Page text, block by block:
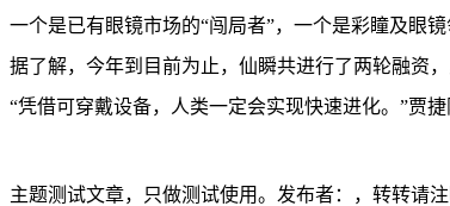
一个是已有眼镜市场的“闯局者”，一个是彩瞳及眼
据了解，今年到目前为止，仙瞬共进行了两轮融资
“凭借可穿戴设备，人类一定会实现快速进化。”贾
主题测试文章，只做测试使用。发布者：，转转请注